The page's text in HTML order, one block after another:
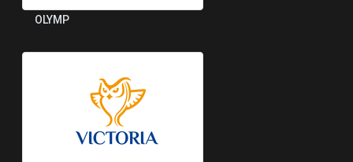
OLYMP